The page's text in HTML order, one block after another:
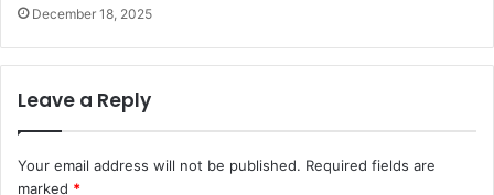
December 18, 2025
Leave a Reply
Your email address will not be published. Required fields are
marked *